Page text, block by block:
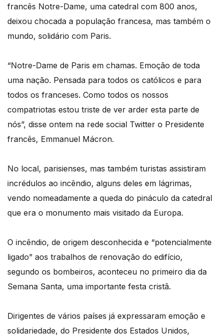
francês Notre-Dame, uma catedral com 800 anos,
deixou chocada a população francesa, mas também o
mundo, solidário com Paris.
“Notre-Dame de Paris em chamas. Emoção de toda
uma nação. Pensada para todos os católicos e para
todos os franceses. Como todos os nossos
compatriotas estou triste de ver arder esta parte de
nós”, disse ontem na rede social Twitter o Presidente
francês, Emmanuel Mácron.
No local, parisienses, mas também turistas assistiram
incrédulos ao incêndio, alguns deles em lágrimas,
vendo nomeadamente a queda do pináculo da catedral
que era o monumento mais visitado da Europa.
O incêndio, de origem desconhecida e “potencialmente
ligado” aos trabalhos de renovação do edifício,
segundo os bombeiros, aconteceu no primeiro dia da
Semana Santa, uma importante festa cristã.
Dirigentes de vários países já expressaram emoção e
solidariedade, do Presidente dos Estados Unidos,